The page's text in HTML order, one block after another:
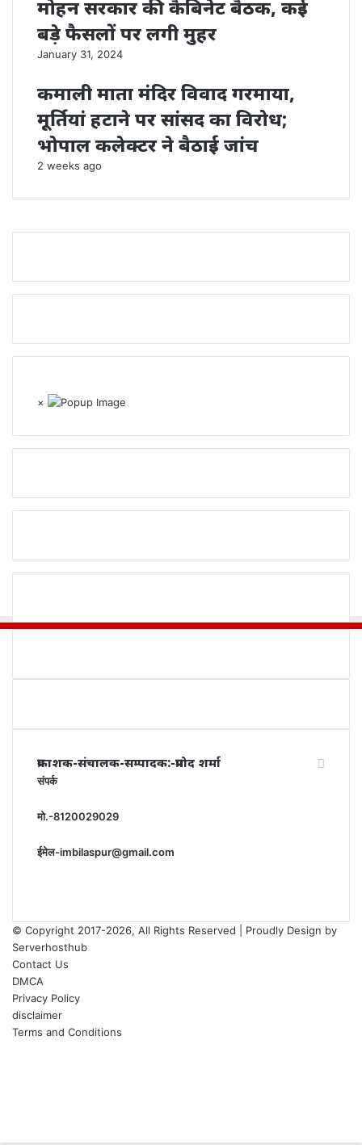
मोहन सरकार की कैबिनेट बैठक, कई
बड़े फैसलों पर लगी मुहर
January 31, 2024
कमाली माता मंदिर विवाद गरमाया,
मूर्तियां हटाने पर सांसद का विरोध;
भोपाल कलेक्टर ने बैठाई जांच
2 weeks ago
×
प्रकाशक-संचालक-सम्पादक:-प्रमोद शर्मा
संपर्क
मो.-8120029029
ईमेल-imbilaspur@gmail.com
© Copyright 2017-2026, All Rights Reserved | Proudly Design by
Serverhosthub
Contact Us
DMCA
Privacy Policy
disclaimer
Terms and Conditions